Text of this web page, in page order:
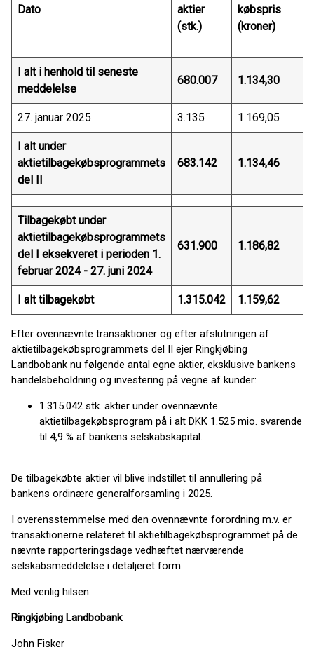
Dato
aktier
(stk.)
købspris
(kroner)
I alt i henhold til seneste
meddelelse
680.007 1.134,30
27. januar 2025 3.135 1.169,05
I alt under
aktietilbagekøbsprogrammets
del II
683.142 1.134,46
Tilbagekøbt under
aktietilbagekøbsprogrammets
del I eksekveret i perioden 1.
februar 2024 - 27. juni 2024
631.900 1.186,82
I alt tilbagekøbt 1.315.042 1.159,62
Efter ovennævnte transaktioner og efter afslutningen af
aktietilbagekøbsprogrammets del II ejer Ringkjøbing
Landbobank nu følgende antal egne aktier, eksklusive bankens
handelsbeholdning og investering på vegne af kunder:
1.315.042 stk. aktier under ovennævnte
aktietilbagekøbsprogram på i alt DKK 1.525 mio. svarende
til 4,9 % af bankens selskabskapital.
De tilbagekøbte aktier vil blive indstillet til annullering på
bankens ordinære generalforsamling i 2025.
I overensstemmelse med den ovennævnte forordning m.v. er
transaktionerne relateret til aktietilbagekøbsprogrammet på de
nævnte rapporteringsdage vedhæftet nærværende
selskabsmeddelelse i detaljeret form.
Med venlig hilsen
Ringkjøbing Landbobank
John Fisker